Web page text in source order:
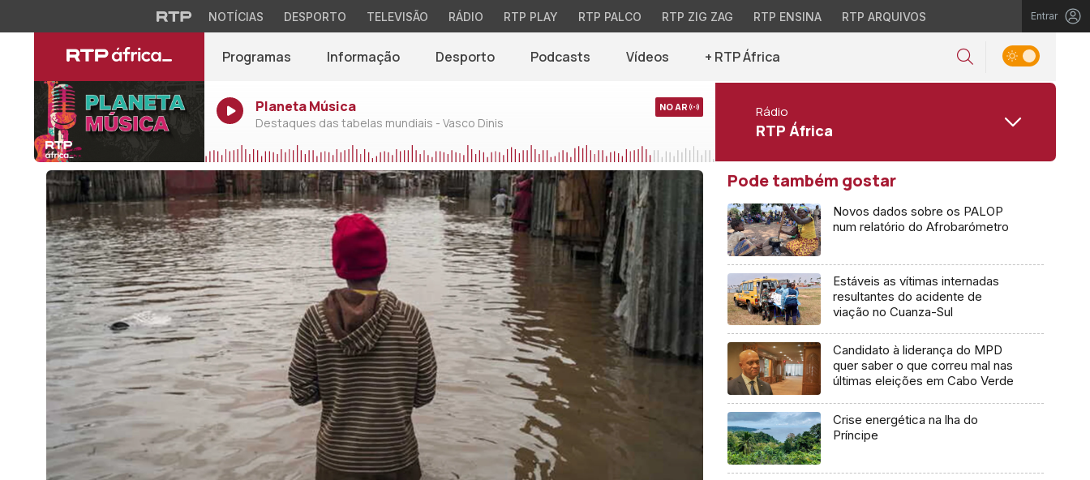
NOTÍCIAS DESPORTO TELEVISÃO RÁDIO RTP PLAY RTP PALCO RTP ZIG ZAG RTP ENSINA RTP ARQUIVOS Entrar
Programas Informação Desporto Podcasts Vídeos + RTP África
Planeta Música
Destaques das tabelas mundiais - Vasco Dinis
NO AR Rádio
RTP África
Pode também gostar
Novos dados sobre os PALOP
num relatório do Afrobarómetro
Estáveis as vítimas internadas
resultantes do acidente de
viação no Cuanza-Sul
Candidato à liderança do MPD
quer saber o que correu mal nas
últimas eleições em Cabo Verde
Crise energética na lha do
Príncipe